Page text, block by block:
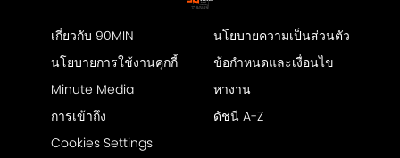
เกี่ยวกับ 90MIN
นโยบายความเป็นส่วนตัว
นโยบายการใช้งานคุกกี้
ข้อกำหนดและเงื่อนไข
Minute Media
หางาน
การเข้าถึง
ดัชนี A-Z
Cookies Settings